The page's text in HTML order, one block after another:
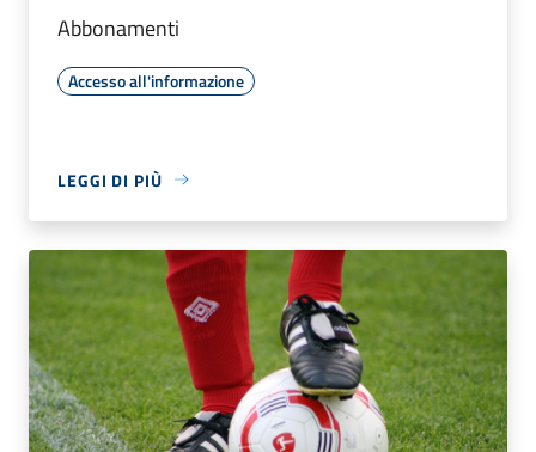
Abbonamenti
Accesso all'informazione
LEGGI DI PIÙ